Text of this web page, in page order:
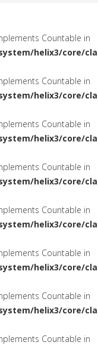
Countable in
helix3/core/
Countable in
helix3/core/
Countable in
helix3/core/
Countable in
helix3/core/
Countable in
helix3/core/
Countable in
helix3/core/
Countable in
helix3/core/
Countable in